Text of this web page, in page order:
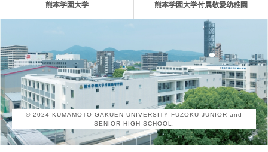
熊本学園大学 熊本学園大学付属敬愛幼稚園
© 2024 KUMAMOTO GAKUEN UNIVERSITY FUZOKU JUNIOR and
SENIOR HIGH SCHOOL.